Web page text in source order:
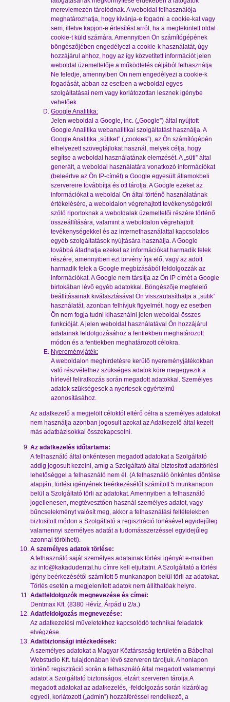
merevlemezén tárolódnak. A weboldal felhasználója
meghatározhatja, hogy kívánja-e fogadni a cookie-kat vagy
sem, illetve kapjon-e értesítést arról, ha a megtekintett oldal
cookie-t küld számára. Amennyiben Ön számítógépének
böngészőjében engedélyezi a cookie-k használatát, úgy
hozzájárul ahhoz, hogy az így közvetített információt jelen
weboldal üzemeltetője a működtetés céljából felhasználja.
Ne feledje, amennyiben Ön nem engedélyezi a cookie-k
fogadását, abban az esetben a weboldal egyes
szolgáltatásai nem vagy korlátozottan lesznek igénybe
vehetőek.
Google Analitika:
Jelen weboldal a Google, Inc. („Google”) által nyújtott
Google Analitika webanalitikai szolgáltatást használja. A
Google Analitika „sütiket” („cookies”), az Ön számítógépén
elhelyezett szövegfájlokat használ, melyek célja, hogy
segítse a weboldal használatának elemzését. A „süti” által
generált, a weboldal használatára vonatkozó információkat
(beleértve az Ön IP-címét) a Google egyesült államokbeli
szervereire továbbítja és ott tárolja. A Google ezeket az
információkat a weboldal Ön által történő használatának
értékelésére, a weboldalon végrehajtott tevékenységekről
szóló riportoknak a weboldalak üzemeltetői részére történő
összeállítására, valamint a weboldalon végrehajtott
tevékenységekkel és az internethasználattal kapcsolatos
egyéb szolgáltatások nyújtására használja. A Google
továbbá átadhatja ezeket az információkat harmadik felek
részére, amennyiben ezt törvény írja elő, vagy az adott
harmadik felek a Google megbízásából feldolgozzák az
információkat. A Google nem társítja az Ön IP címét a Google
birtokában lévő egyéb adatokkal. Böngészője megfelelő
beállításainak kiválasztásával Ön visszautasíthatja a „sütik”
használatát, azonban felhívjuk figyelmét, hogy ez esetben
Ön nem fogja tudni kihasználni jelen weboldal összes
funkcióját. A jelen weboldal használatával Ön hozzájárul
adatainak feldolgozásához a fentiekben meghatározott
módon és a fentiekben meghatározott célokra.
Nyereményjáték:
A weboldalon meghirdetésre kerülő nyereményjátékokban
való részvételhez szükséges adatok köre megegyezik a
hírlevél feliratkozás során megadott adatokkal. Személyes
adatok szükségesek a nyertesek egyértelmű
azonosításához.
Az adatkezelő a megjelölt céloktól eltérő célra a személyes adatokat
nem használja azonban jogosult azokat az Adatkezelő által kezelt
más adatbázisokkal összekapcsolni.
Az adatkezelés időtartama:
A felhasználó által önkéntesen megadott adatokat a Szolgáltató
addig jogosult kezelni, amíg a Szolgáltató által biztosított adattörlési
lehetőséggel a felhasználó nem él. (A felhasználó önkéntes döntése
alapján, törlési igényének beérkezésétől számított 5 munkanapon
belül a Szolgáltató törli az adatokat. Amennyiben a felhasználó
jogellenesen, megtévesztően használ személyes adatot, vagy
bűncselekményt valósít meg, akkor a felhasználási feltételekben
biztosított módon a Szolgáltató a regisztráció törlésével egyidejűleg
valamennyi személyes adatát a tudomásszerzéssel egyidejűleg
azonnal törölheti).
A személyes adatok törlése:
A felhasználó saját személyes adatainak törlési igényét e-mailben
az info@kakadudental.hu címre kell eljuttatni. A Szolgáltató a törlési
igény beérkezésétől számított 5 munkanapon belül törli az adatokat.
Törlés esetén a megjelenített adatok nem állíthatóak helyre.
Adatfeldolgozók megnevezése és címei:
Dentmax Kft. (8380 Hévíz, Árpád u 2/a.)
Adatfeldolgozás megnevezése:
Az adatkezelési műveletekhez kapcsolódó technikai feladatok
elvégzése.
Adatbiztonsági intézkedések:
A személyes adatokat a Magyar Köztársaság területén a Bábelhal
Webstudio Kft. tulajdonában lévő szerveren tároljuk. A honlapon
történő regisztráció során a felhasználó által megadott valamennyi
adatot a Szolgáltató biztonságos, elzárt szerveren tárolja.A
megadott adatokat az adatkezelés, -feldolgozás során kizárólag
egyedi, korlátozott („admin”) hozzáféréssel rendelkező, a